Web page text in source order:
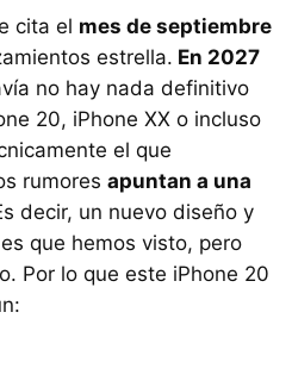
cita el mes de septiembre
estrella. En 2027
no hay nada definitivo
20, iPhone XX o incluso
el que
rumores apuntan a una
decir, un nuevo diseño y
que hemos visto, pero
Por lo que este iPhone 20